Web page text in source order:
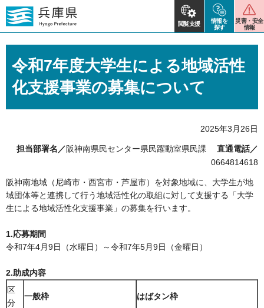
閲覧支援
情報を
探す
災害・安全
情報
令和7年度大学生による地域活性
化支援事業の募集について
2025年3月26日
担当部署名／阪神南県民センター県民躍動室県民課 直通電話／
0664814618
阪神南地域（尼崎市・西宮市・芦屋市）を対象地域に、大学生が地
域団体等と連携して行う地域活性化の取組に対して支援する「大学
生による地域活性化支援事業」の募集を行います。
1.応募期間
令和7年4月9日（水曜日）～令和7年5月9日（金曜日）
2.助成内容
区
分
一般枠 はばタン枠